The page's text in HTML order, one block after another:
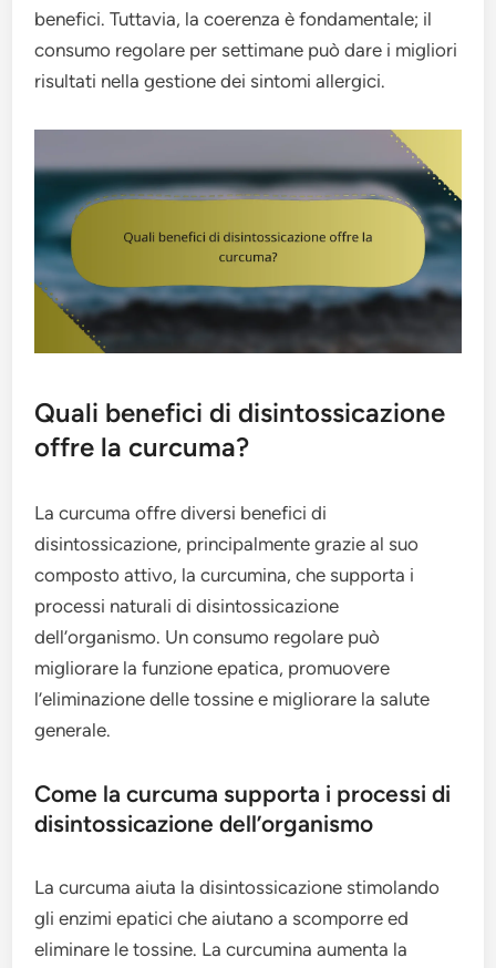
benefici. Tuttavia, la coerenza è fondamentale; il
consumo regolare per settimane può dare i migliori
risultati nella gestione dei sintomi allergici.
Quali benefici di disintossicazione
offre la curcuma?
La curcuma offre diversi benefici di
disintossicazione, principalmente grazie al suo
composto attivo, la curcumina, che supporta i
processi naturali di disintossicazione
dell’organismo. Un consumo regolare può
migliorare la funzione epatica, promuovere
l’eliminazione delle tossine e migliorare la salute
generale.
Come la curcuma supporta i processi di
disintossicazione dell’organismo
La curcuma aiuta la disintossicazione stimolando
gli enzimi epatici che aiutano a scomporre ed
eliminare le tossine. La curcumina aumenta la